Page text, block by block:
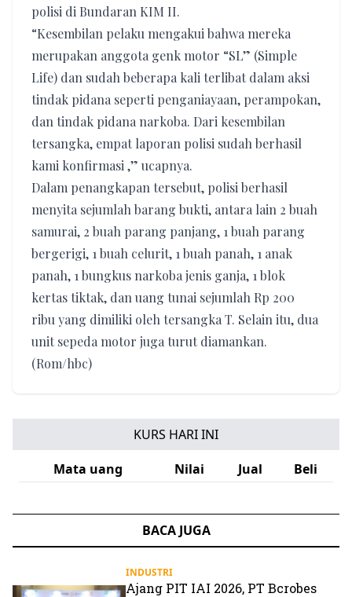
polisi di Bundaran KIM II.
“Kesembilan pelaku mengakui bahwa mereka
merupakan anggota genk motor “SL” (Simple
Life) dan sudah beberapa kali terlibat dalam aksi
tindak pidana seperti penganiayaan, perampokan,
dan tindak pidana narkoba. Dari kesembilan
tersangka, empat laporan polisi sudah berhasil
kami konfirmasi ,” ucapnya.
Dalam penangkapan tersebut, polisi berhasil
menyita sejumlah barang bukti, antara lain 2 buah
samurai, 2 buah parang panjang, 1 buah parang
bergerigi, 1 buah celurit, 1 buah panah, 1 anak
panah, 1 bungkus narkoba jenis ganja, 1 blok
kertas tiktak, dan uang tunai sejumlah Rp 200
ribu yang dimiliki oleh tersangka T. Selain itu, dua
unit sepeda motor juga turut diamankan.
(Rom/hbc)
KURS HARI INI
Mata uang
Nilai Jual Beli
BACA JUGA
INDUSTRI
Ajang PIT IAI 2026, PT Bcrobes